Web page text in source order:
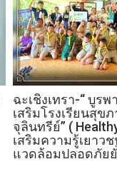
ฉะเชิงเทรา-​“ บูรพ
เสริมโรงเรียนสุข
จุลินทรีย์” (
เสริมความรู้เยาว
แวดล้อมปลอดภัย